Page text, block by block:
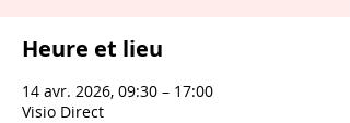
Heure et lieu
14 avr. 2026, 09:30 – 17:00
Visio Direct